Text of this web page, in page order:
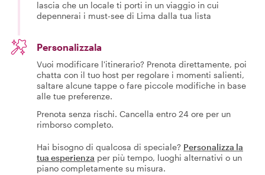
lascia che un locale ti porti in un viaggio in cui
depennerai i must-see di Lima dalla tua lista
Personalizzala
Vuoi modificare l'itinerario? Prenota direttamente, poi
chatta con il tuo host per regolare i momenti salienti,
saltare alcune tappe o fare piccole modifiche in base
alle tue preferenze.
Prenota senza rischi. Cancella entro 24 ore per un
rimborso completo.
Hai bisogno di qualcosa di speciale? Personalizza la
tua esperienza per più tempo, luoghi alternativi o un
piano completamente su misura.